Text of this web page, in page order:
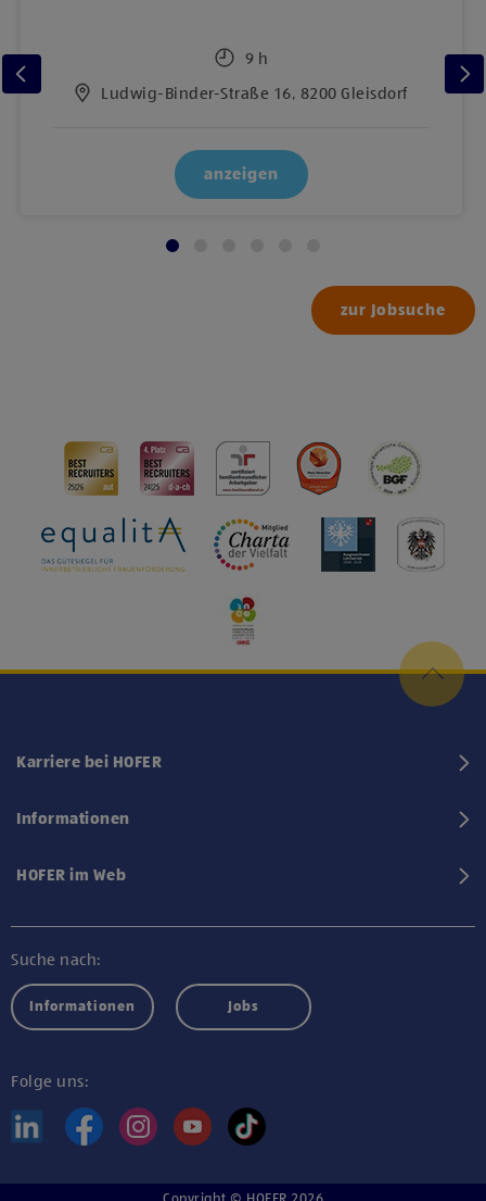
9 h
Ludwig-Binder-Straße 16, 8200 Gleisdorf
anzeigen
zur Jobsuche
Karriere bei HOFER
Informationen
HOFER im Web
Suche nach:
Informationen Jobs
Folge uns: